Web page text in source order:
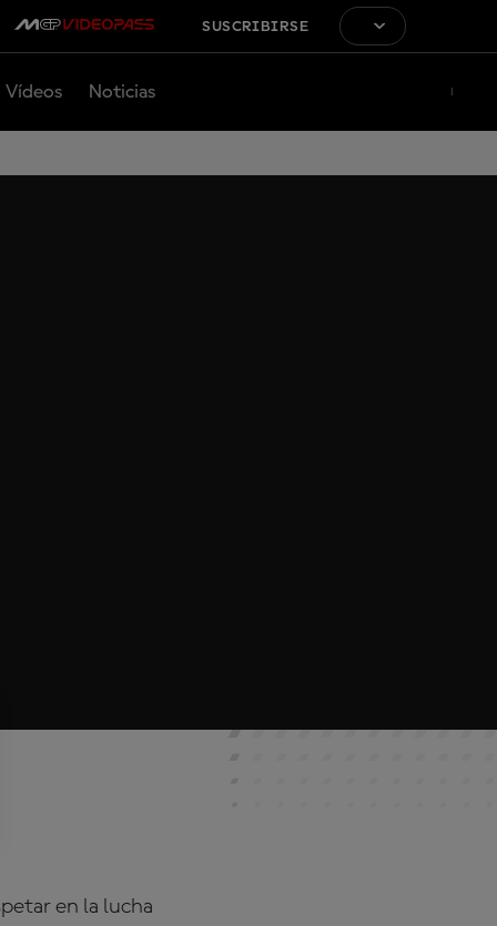
SUSCRIBIRSE
Vídeos Noticias
en la lucha